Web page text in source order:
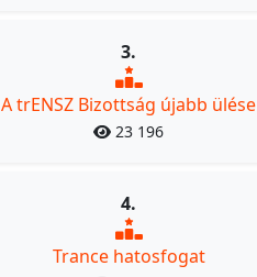
3.
A trENSZ Bizottság újabb ülése
23 196
4.
Trance hatosfogat